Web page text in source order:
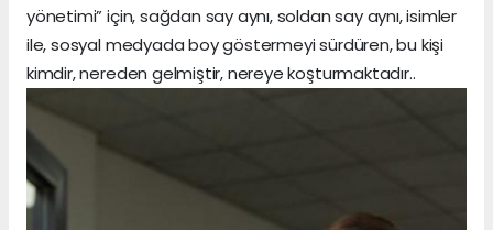
yönetimi” için, sağdan say aynı, soldan say aynı, isimler
ile, sosyal medyada boy göstermeyi sürdüren, bu kişi
kimdir, nereden gelmiştir, nereye koşturmaktadır..